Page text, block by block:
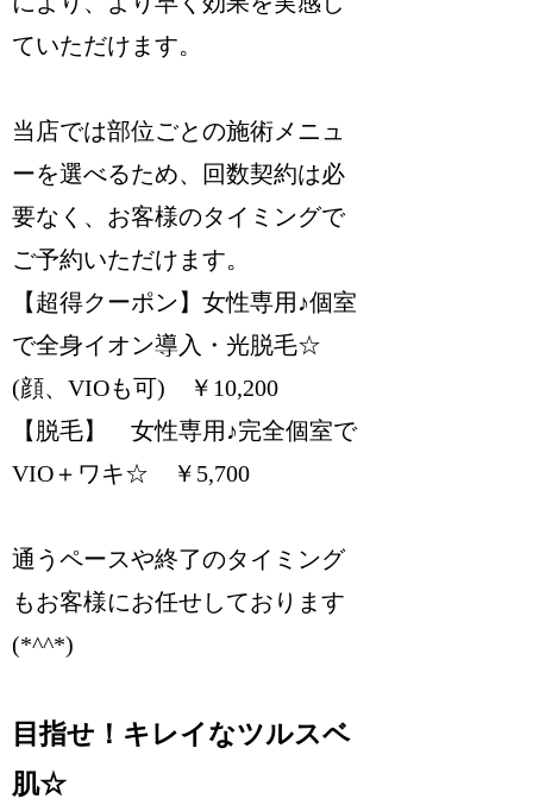
ていただけます。
当店では部位ごとの施術メニュ
ーを選べるため、回数契約は必
要なく、お客様のタイミングで
ご予約いただけます。
【超得クーポン】女性専用♪個室
で全身イオン導入・光脱毛☆
(顔、VIOも可) ￥10,200
【脱毛】 女性専用♪完全個室で
VIO＋ワキ☆ ￥5,700
通うペースや終了のタイミング
もお客様にお任せしております
(*^^*)
目指せ！キレイなツルスベ
肌☆